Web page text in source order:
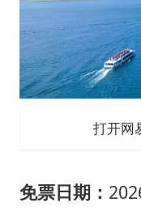
打开网
免票日期：